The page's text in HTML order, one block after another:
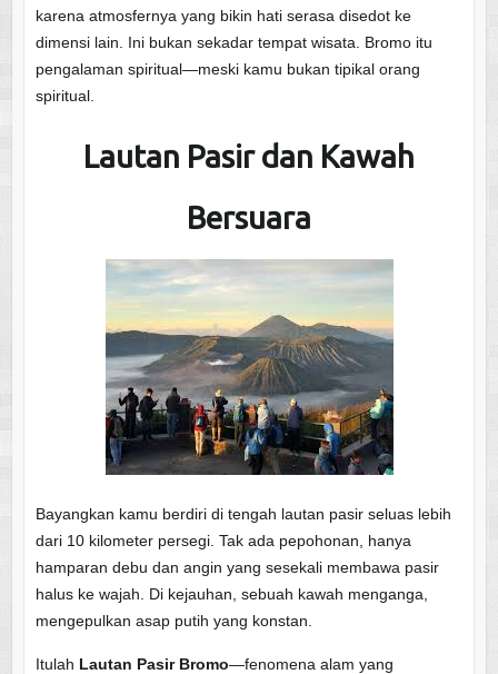
karena atmosfernya yang bikin hati serasa disedot ke
dimensi lain. Ini bukan sekadar tempat wisata. Bromo itu
pengalaman spiritual—meski kamu bukan tipikal orang
spiritual.
Lautan Pasir dan Kawah
Bersuara
Bayangkan kamu berdiri di tengah lautan pasir seluas lebih
dari 10 kilometer persegi. Tak ada pepohonan, hanya
hamparan debu dan angin yang sesekali membawa pasir
halus ke wajah. Di kejauhan, sebuah kawah menganga,
mengepulkan asap putih yang konstan.
Itulah Lautan Pasir Bromo—fenomena alam yang